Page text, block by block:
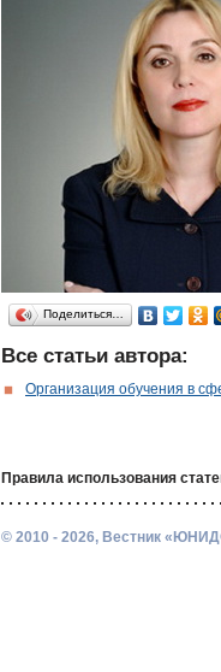
Поделиться…
Все статьи автора:
Организация обучения в
Правила использования
© 2010 - 2026, Вестник